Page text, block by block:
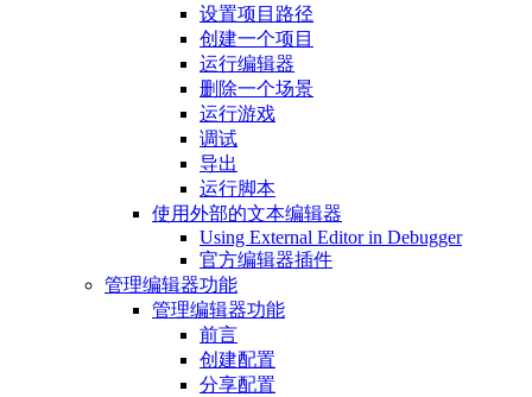
设置项目路径
创建一个项目
运行编辑器
删除一个场景
运行游戏
调试
导出
运行脚本
使用外部的文本编辑器
Using External Editor in Debugger
官方编辑器插件
管理编辑器功能
管理编辑器功能
前言
创建配置
分享配置